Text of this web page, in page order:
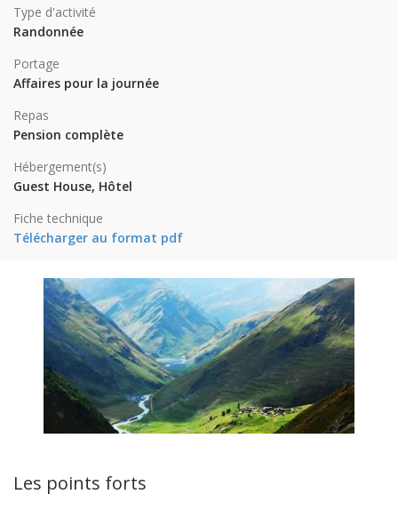
Type d'activité
Randonnée
Portage
Affaires pour la journée
Repas
Pension complète
Hébergement(s)
Guest House, Hôtel
Fiche technique
Télécharger au format pdf
Les points forts